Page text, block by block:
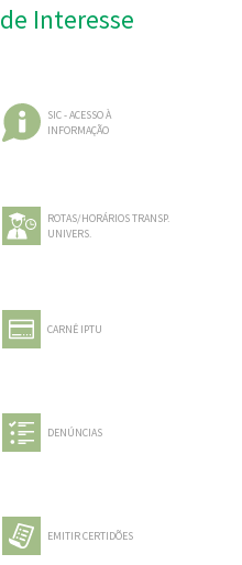
de Interesse
SIC - ACESSO À
INFORMAÇÃO
ROTAS/HORÁRIOS TRANSP.
UNIVERS.
CARNÊ IPTU
DENÚNCIAS
EMITIR CERTIDÕES